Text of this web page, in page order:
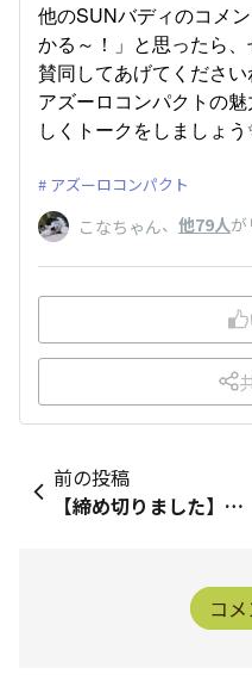
他のSUNバディのコメ
かる～！」と思ったら
賛同してあげてくださ
アズーロコンパクトの
しくトークをしましょう
アズーロコンパクト
こなちゃん、 他79人が
前の投稿
【締め切りました】商品ラベルをみんなで決めよう！ご意見大募集📨～キャンディスパークル編～
コ